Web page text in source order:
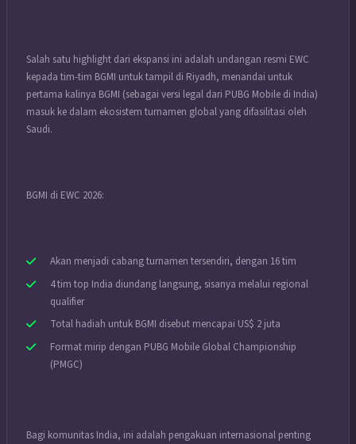
Salah satu highlight dari ekspansi ini adalah undangan resmi EWC
kepada tim-tim BGMI untuk tampil di Riyadh, menandai untuk
pertama kalinya BGMI (sebagai versi legal dari PUBG Mobile di India)
masuk ke dalam ekosistem turnamen global yang difasilitasi oleh
Saudi.
BGMI di EWC 2026:
Akan menjadi cabang turnamen tersendiri, dengan 16 tim
4 tim top India diundang langsung, sisanya melalui regional
qualifier
Total hadiah untuk BGMI disebut mencapai US$ 2 juta
Format mirip dengan PUBG Mobile Global Championship
(PMGC)
Bagi komunitas India, ini adalah pengakuan internasional penting